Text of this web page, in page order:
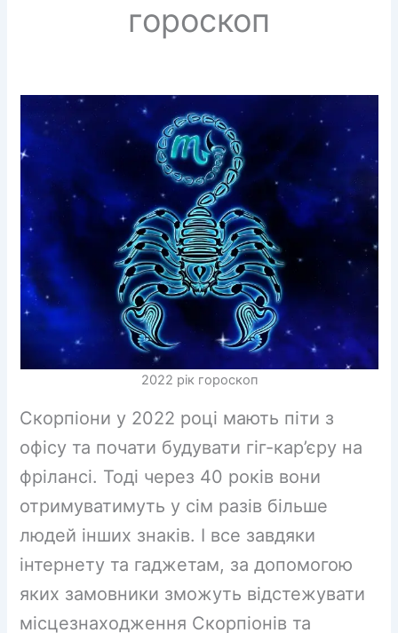
гороскоп
2022 рік гороскоп
Скорпіони у 2022 році мають піти з
офісу та почати будувати гіг-кар’єру на
фрілансі. Тоді через 40 років вони
отримуватимуть у сім разів більше
людей інших знаків. І все завдяки
інтернету та гаджетам, за допомогою
яких замовники зможуть відстежувати
місцезнаходження Скорпіонів та